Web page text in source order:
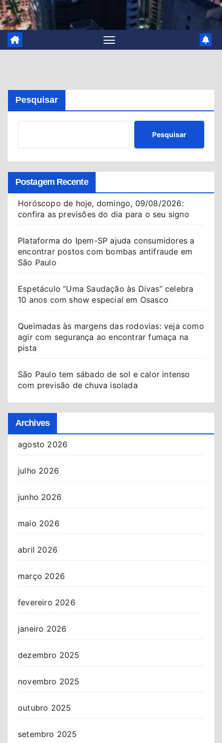
Pesquisar
Pesquisar
Postagem Recente
Horóscopo de hoje, domingo, 09/08/2026:
confira as previsões do dia para o seu signo
Plataforma do Ipem-SP ajuda consumidores a
encontrar postos com bombas antifraude em
São Paulo
Espetáculo “Uma Saudação às Divas” celebra
10 anos com show especial em Osasco
Queimadas às margens das rodovias: veja como
agir com segurança ao encontrar fumaça na
pista
São Paulo tem sábado de sol e calor intenso
com previsão de chuva isolada
Archives
agosto 2026
julho 2026
junho 2026
maio 2026
abril 2026
março 2026
fevereiro 2026
janeiro 2026
dezembro 2025
novembro 2025
outubro 2025
setembro 2025